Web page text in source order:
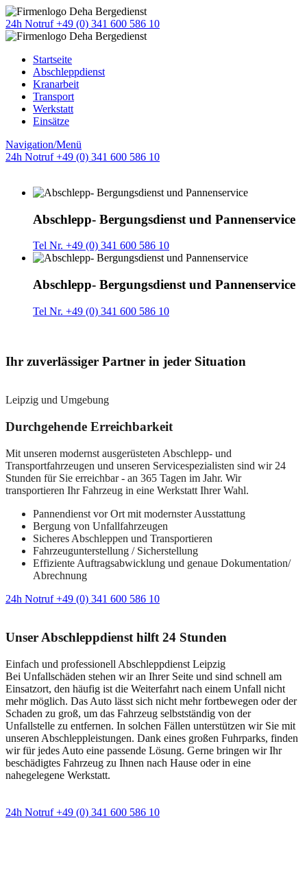
24h Notruf +49 (0) 341 600 586 10
Startseite
Abschleppdienst
Kranarbeit
Transport
Werkstatt
Einsätze
Navigation/Menü
24h Notruf +49 (0) 341 600 586 10
Abschlepp- Bergungsdienst und Pannenservice
Tel Nr. +49 (0) 341 600 586 10
Abschlepp- Bergungsdienst und Pannenservice
Tel Nr. +49 (0) 341 600 586 10
Ihr zuverlässiger Partner in jeder Situation
Leipzig und Umgebung
Durchgehende Erreichbarkeit
Mit unseren modernst ausgerüsteten Abschlepp- und
Transportfahrzeugen und unseren Servicespezialisten sind wir 24
Stunden für Sie erreichbar - an 365 Tagen im Jahr. Wir
transportieren Ihr Fahrzeug in eine Werkstatt Ihrer Wahl.
Pannendienst vor Ort mit modernster Ausstattung
Bergung von Unfallfahrzeugen
Sicheres Abschleppen und Transportieren
Fahrzeugunterstellung / Sicherstellung
Effiziente Auftragsabwicklung und genaue Dokumentation/
Abrechnung
24h Notruf +49 (0) 341 600 586 10
Unser Abschleppdienst hilft 24 Stunden
Einfach und professionell Abschleppdienst Leipzig
Bei Unfallschäden stehen wir an Ihrer Seite und sind schnell am
Einsatzort, den häufig ist die Weiterfahrt nach einem Unfall nicht
mehr möglich. Das Auto lässt sich nicht mehr fortbewegen oder der
Schaden zu groß, um das Fahrzeug selbstständig von der
Unfallstelle zu entfernen. In solchen Fällen unterstützen wir Sie mit
unseren Abschleppleistungen. Dank eines großen Fuhrparks, finden
wir für jedes Auto eine passende Lösung. Gerne bringen wir Ihr
beschädigtes Fahrzeug zu Ihnen nach Hause oder in eine
nahegelegene Werkstatt.
24h Notruf +49 (0) 341 600 586 10